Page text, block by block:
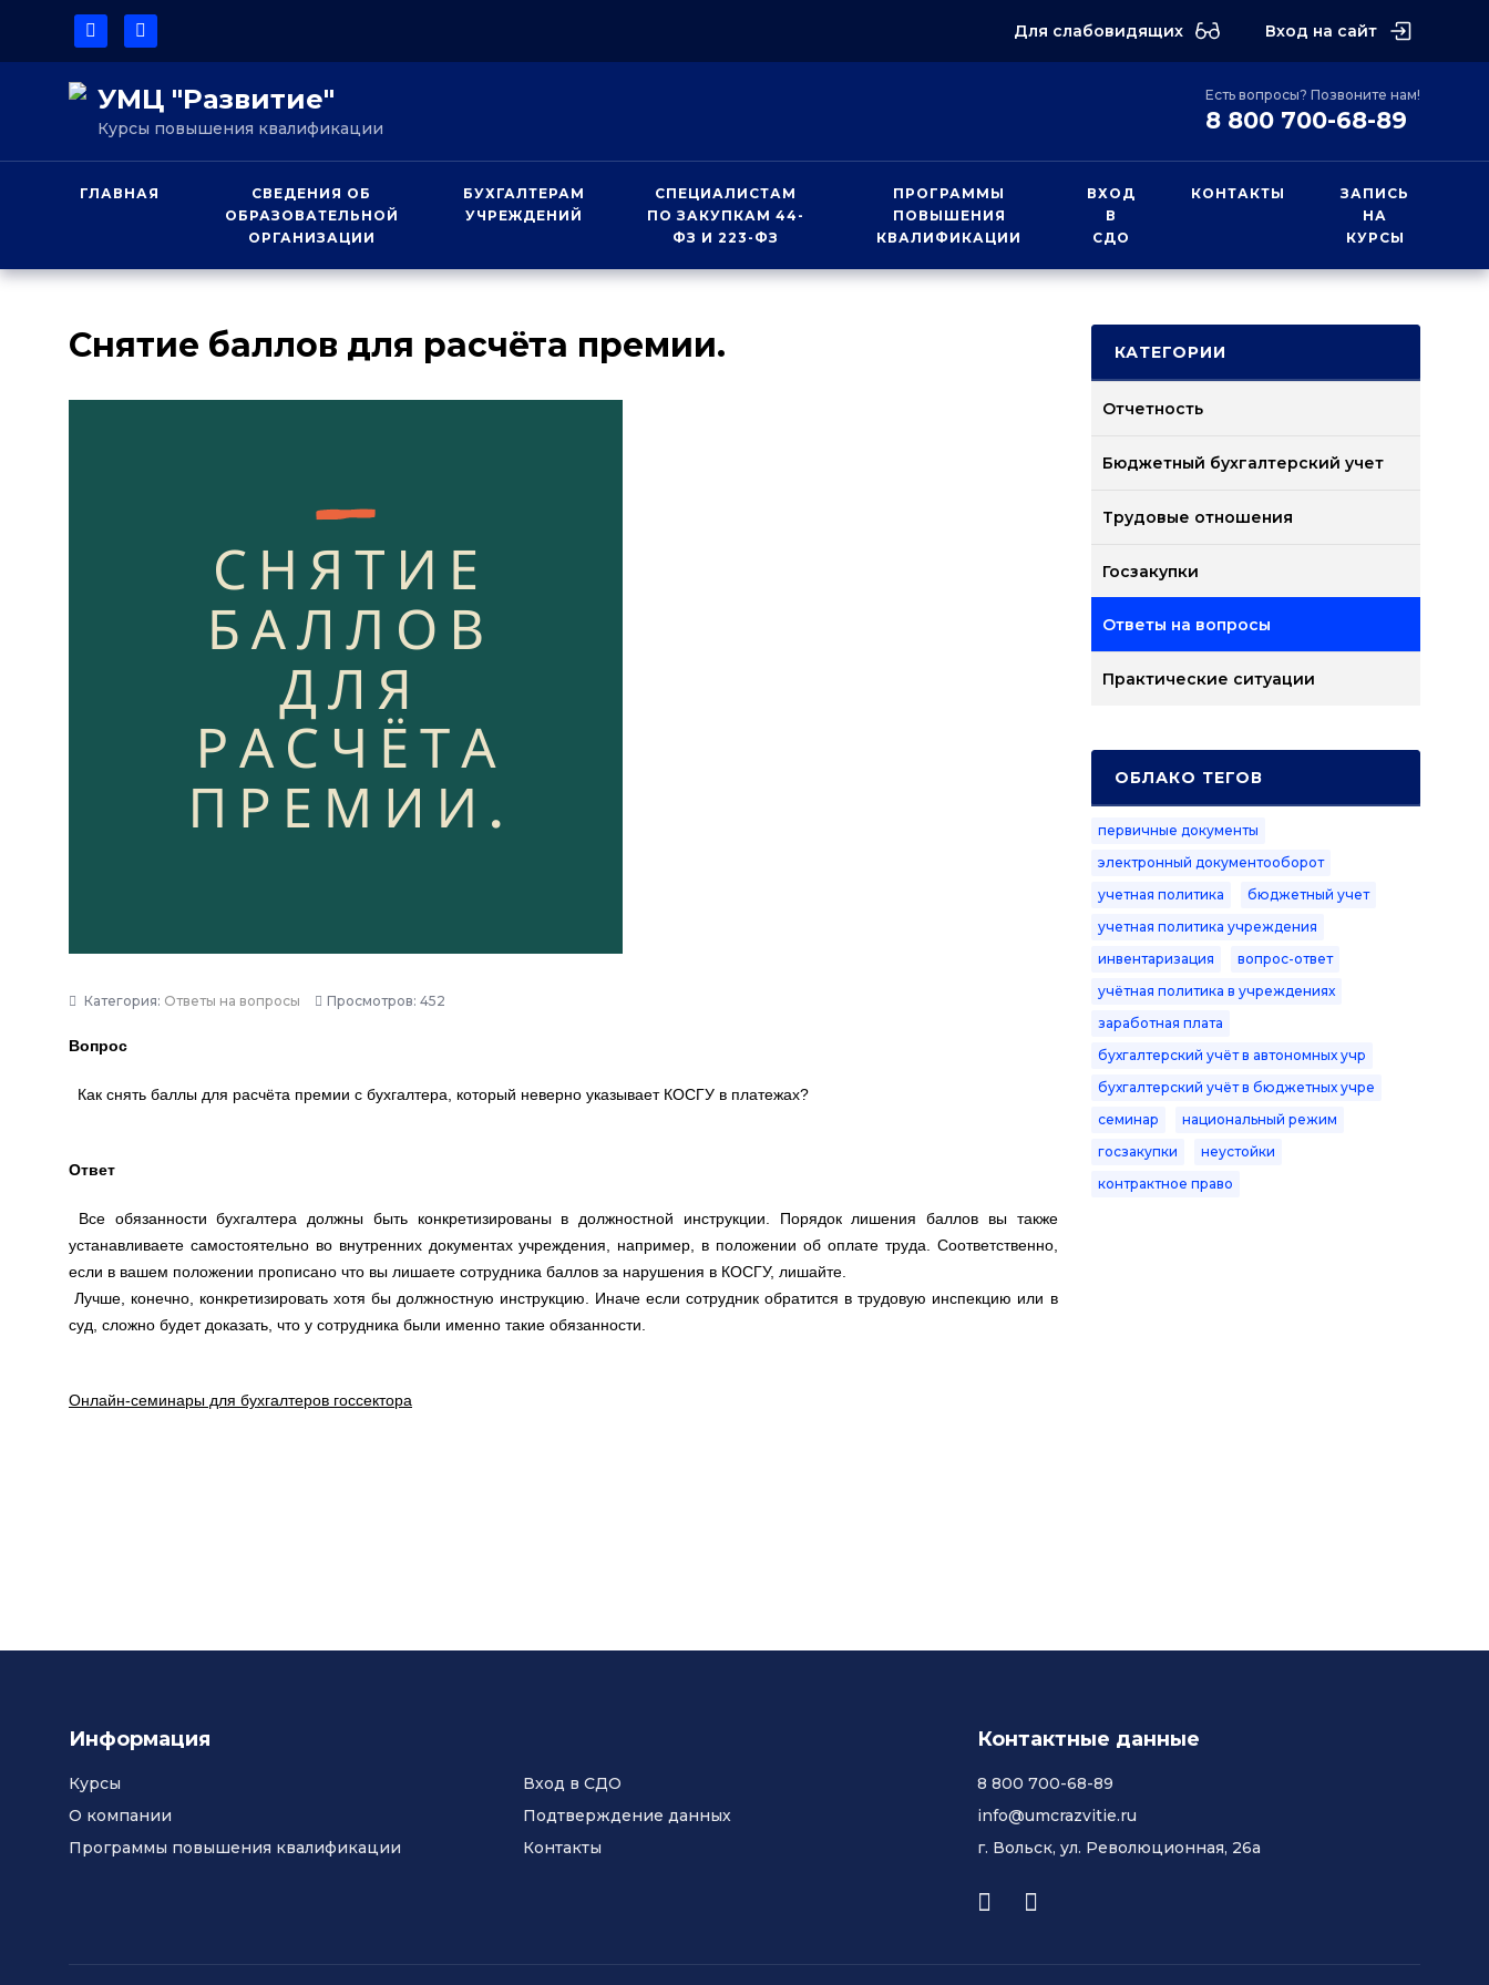
Вход на сайт
Для слабовидящих
УМЦ "Развитие"
Курсы повышения квалификации
Есть вопросы? Позвоните нам!
8 800 700-68-89
ГЛАВНАЯ
СВЕДЕНИЯ ОБ
ОБРАЗОВАТЕЛЬНОЙ
ОРГАНИЗАЦИИ
БУХГАЛТЕРАМ
УЧРЕЖДЕНИЙ
СПЕЦИАЛИСТАМ
ПО ЗАКУПКАМ 44-
ФЗ И 223-ФЗ
ПРОГРАММЫ
ПОВЫШЕНИЯ
КВАЛИФИКАЦИИ
ВХОД
В
СДО
КОНТАКТЫ
ЗАПИСЬ
НА
КУРСЫ
Снятие баллов для расчёта премии.
Категория: Ответы на вопросы Просмотров: 452
Вопрос
Как снять баллы для расчёта премии с бухгалтера, который неверно указывает КОСГУ в платежах?
Ответ
Все обязанности бухгалтера должны быть конкретизированы в должностной инструкции. Порядок лишения баллов вы также
устанавливаете самостоятельно во внутренних документах учреждения, например, в положении об оплате труда. Соответственно,
если в вашем положении прописано что вы лишаете сотрудника баллов за нарушения в КОСГУ, лишайте.
Лучше, конечно, конкретизировать хотя бы должностную инструкцию. Иначе если сотрудник обратится в трудовую инспекцию или в
суд, сложно будет доказать, что у сотрудника были именно такие обязанности.
Онлайн-семинары для бухгалтеров госсектора
КАТЕГОРИИ
Отчетность
Бюджетный бухгалтерский учет
Трудовые отношения
Госзакупки
Ответы на вопросы
Практические ситуации
ОБЛАКО ТЕГОВ
первичные документы
электронный документооборот
учетная политика
бюджетный учет
учетная политика учреждения
инвентаризация
вопрос-ответ
учётная политика в учреждениях
заработная плата
бухгалтерский учёт в автономных учр
бухгалтерский учёт в бюджетных учре
семинар
национальный режим
госзакупки
неустойки
контрактное право
Информация
Курсы
О компании
Программы повышения квалификации
Вход в СДО
Подтверждение данных
Контакты
Контактные данные
8 800 700-68-89
info@umcrazvitie.ru
г. Вольск, ул. Революционная, 26а